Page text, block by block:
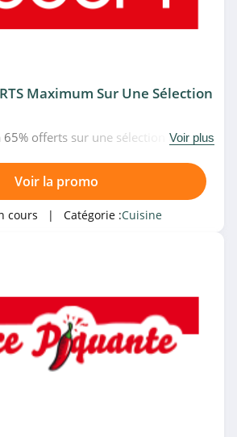
Maximum Sur Une Sélection
offerts sur une sélection deVoir plus
Voir la promo
cours | Catégorie :Cuisine